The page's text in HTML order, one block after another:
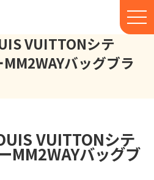
VUITTONシテ
バッグブラ
VUITTONシテ
MM2WAYバッグブ